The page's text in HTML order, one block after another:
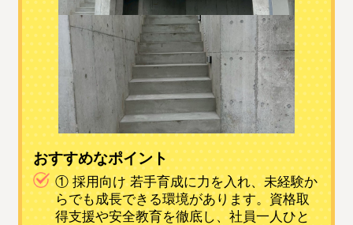
おすすめなポイント
① 採用向け 若手育成に力を入れ、未経験か
らでも成長できる環境があります。資格取
得支援や安全教育を徹底し、社員一人ひと